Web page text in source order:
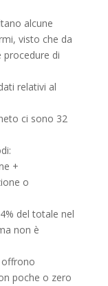
alcune
visto che da
di
relativi al
ci sono 32
+
o
del totale nel
non è
offrono
poche o zero